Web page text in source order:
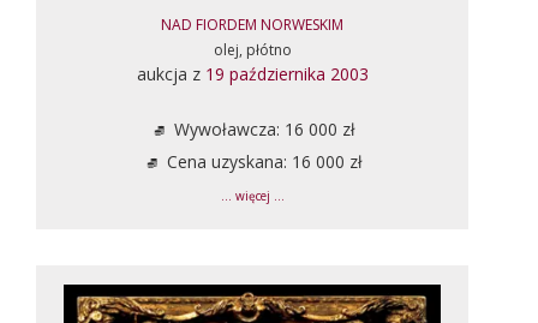
NAD FIORDEM NORWESKIM
olej, płótno
aukcja z 19 października 2003
Wywoławcza: 16 000 zł
Cena uzyskana: 16 000 zł
... więcej ...